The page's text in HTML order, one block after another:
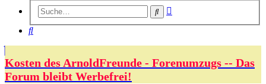
Suche
Suche
Kosten des ArnoldFreunde - Forenumzugs -- Das
Forum bleibt Werbefrei!